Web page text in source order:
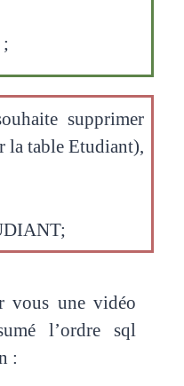
supprimer
la table Etudiant),
vous une vidéo
l’ordre sql
: